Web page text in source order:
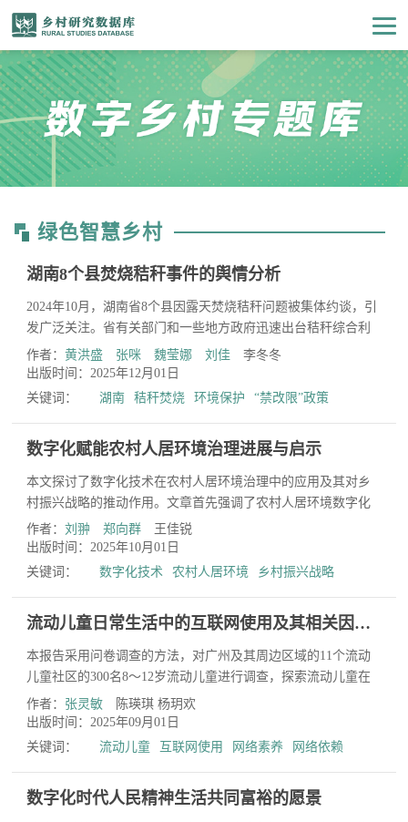
绿色智慧乡村
湖南8个县焚烧秸秆事件的舆情分析
2024年10月，湖南省8个县因露天焚烧秸秆问题被集体约谈，引
发广泛关注。省有关部门和一些地方政府迅速出台秸秆综合利
用及“禁改限”政策，有效引导舆论，舆情热度快速上升后波...
作者：黄洪盛 张咪 魏莹娜 刘佳
李冬冬
出版时间：2025年12月01日
关键词：
湖南 秸秆焚烧 环境保护 “禁改限”政策
数字化赋能农村人居环境治理进展与启示
本文探讨了数字化技术在农村人居环境治理中的应用及其对乡
村振兴战略的推动作用。文章首先强调了农村人居环境数字化
建设对于增强监测能力、提升服务水平和激发农民参与热情
的...
作者：刘翀 郑向群
王佳锐
出版时间：2025年10月01日
关键词：
数字化技术 农村人居环境 乡村振兴战略
流动儿童日常生活中的互联网使用及其相关因素分析
本报告采用问卷调查的方法，对广州及其周边区域的11个流动
儿童社区的300名8～12岁流动儿童进行调查，探索流动儿童在
日常生活中的互联网使用行为、态度、动机与使用能力，以
及...
作者： 张灵敏
陈瑛琪 杨玥欢
出版时间：2025年09月01日
关键词：
流动儿童 互联网使用 网络素养 网络依赖
数字化时代人民精神生活共同富裕的愿景